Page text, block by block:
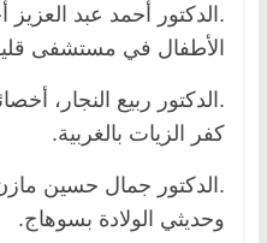
.الدكتور أحمد عبد
الأطفال في مستشفى
.الدكتور ربيع النجار،
كفر الزيات بالغربية.
.الدكتور جمال حسين
وحديثي الولادة بسوهاج.